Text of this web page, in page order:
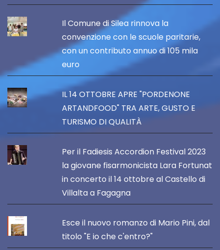
Il Comune di Silea rinnova la
convenzione con le scuole paritarie,
con un contributo annuo di 105 mila
euro
IL 14 OTTOBRE APRE "PORDENONE
ARTANDFOOD" TRA ARTE, GUSTO E
TURISMO DI QUALITÀ
Per il Fadiesis Accordion Festival 2023
la giovane fisarmonicista Lara Fortunat
in concerto il 14 ottobre al Castello di
Villalta a Fagagna
Esce il nuovo romanzo di Mario Pini, dal
titolo "E io che c'entro?"